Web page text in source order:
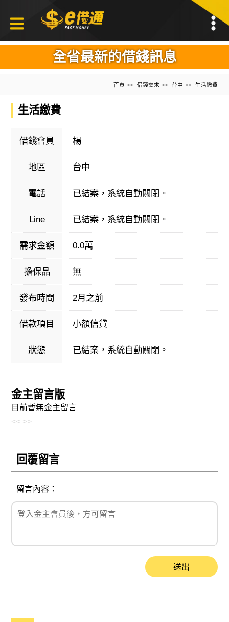
全省最新的借錢訊息
首頁 借錢需求 台中 生活繳費
生活繳費
借錢會員 楊
地區 台中
電話 已結案，系統自動關閉。
Line 已結案，系統自動關閉。
需求金額 0.0萬
擔保品 無
發布時間 2月之前
借款項目 小額信貸
狀態 已結案，系統自動關閉。
金主留言版
目前暫無金主留言
<< >>
回覆留言
留言內容：
送出